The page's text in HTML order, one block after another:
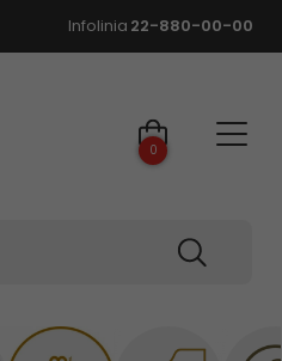
Infolinia 22-880-00-00
0